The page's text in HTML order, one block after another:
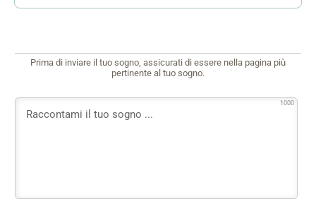
Prima di inviare il tuo sogno, assicurati di essere nella pagina più
pertinente al tuo sogno.
1000